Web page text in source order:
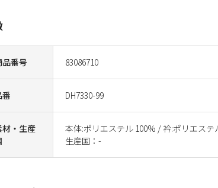
品番号 83086710
番 DH7330-99
材・生産
本体:ポリエステル 100% / 衿:ポリエス
生産国：-